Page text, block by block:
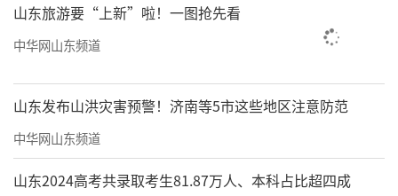
山东旅游要“上新”啦！一图抢先看
中华网山东频道
山东发布山洪灾害预警！济南等5市这些地区注意防范
中华网山东频道
山东2024高考共录取考生81.87万人、本科占比超四成